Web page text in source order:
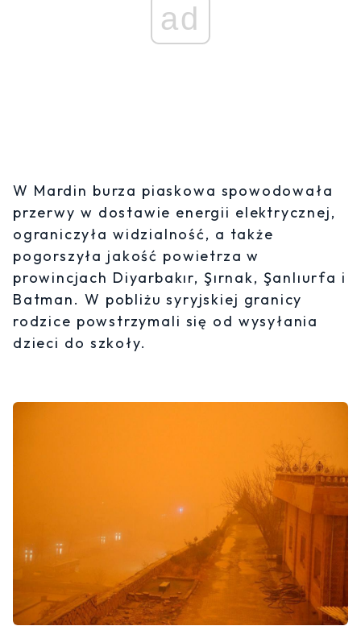
ad
W Mardin burza piaskowa spowodowała
przerwy w dostawie energii elektrycznej,
ograniczyła widzialność, a także
pogorszyła jakość powietrza w
prowincjach Diyarbakır, Şırnak, Şanlıurfa i
Batman. W pobliżu syryjskiej granicy
rodzice powstrzymali się od wysyłania
dzieci do szkoły.